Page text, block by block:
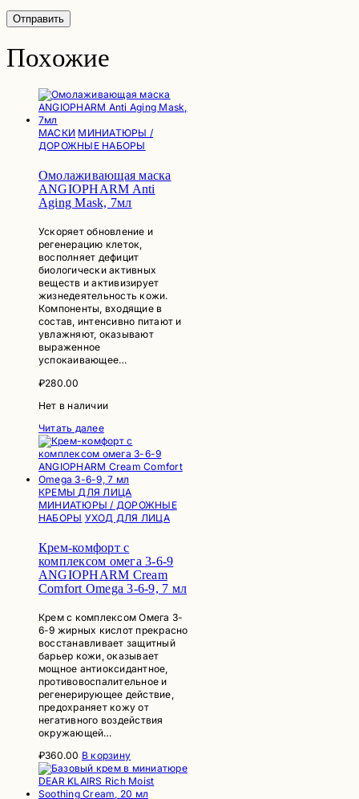
Похожие
МАСКИ МИНИАТЮРЫ /
ДОРОЖНЫЕ НАБОРЫ
Омолаживающая маска
ANGIOPHARM Anti
Aging Mask, 7мл
Ускоряет обновление и
регенерацию клеток,
восполняет дефицит
биологически активных
веществ и активизирует
жизнедеятельность кожи.
Компоненты, входящие в
состав, интенсивно питают и
увлажняют, оказывают
выраженное
успокаивающее…
₽280.00
Нет в наличии
Читать далее
КРЕМЫ ДЛЯ ЛИЦА
МИНИАТЮРЫ / ДОРОЖНЫЕ
НАБОРЫ УХОД ДЛЯ ЛИЦА
Крем-комфорт с
комплексом омега 3-6-9
ANGIOPHARM Cream
Comfort Omega 3-6-9, 7 мл
Крем с комплексом Омега 3-
6-9 жирных кислот прекрасно
восстанавливает защитный
барьер кожи, оказывает
мощное антиоксидантное,
противовоспалительное и
регенерирующее действие,
предохраняет кожу от
негативного воздействия
окружающей…
₽360.00 В корзину